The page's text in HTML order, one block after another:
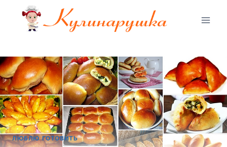
Перейти
содержимому
ЛЮБЛЮ ГОТОВИТЬ